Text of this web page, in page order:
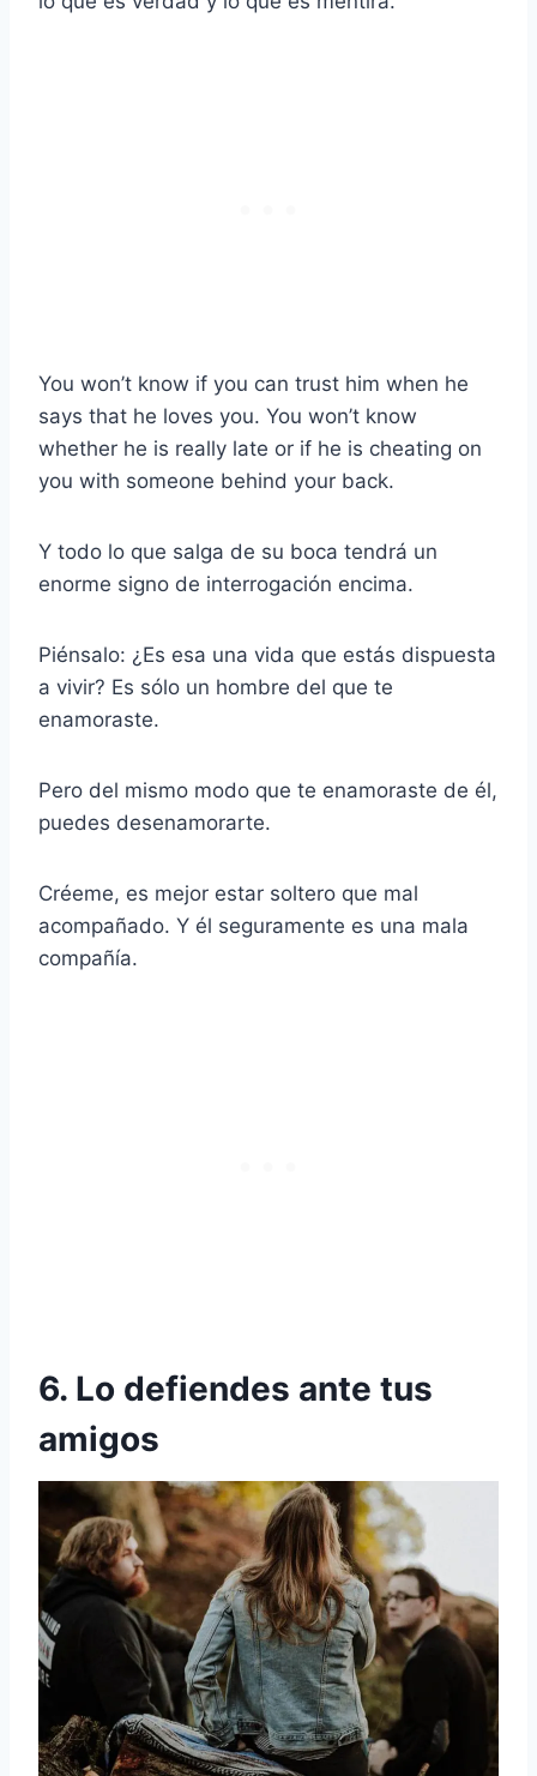
You won’t know if you can trust him when he
says that he loves you. You won’t know
whether he is really late or if he is cheating on
you with someone behind your back.
Y todo lo que salga de su boca tendrá un
enorme signo de interrogación encima.
Piénsalo: ¿Es esa una vida que estás dispuesta
a vivir? Es sólo un hombre del que te
enamoraste.
Pero del mismo modo que te enamoraste de él,
puedes desenamorarte.
Créeme, es mejor estar soltero que mal
acompañado. Y él seguramente es una mala
compañía.
6. Lo defiendes ante tus
amigos